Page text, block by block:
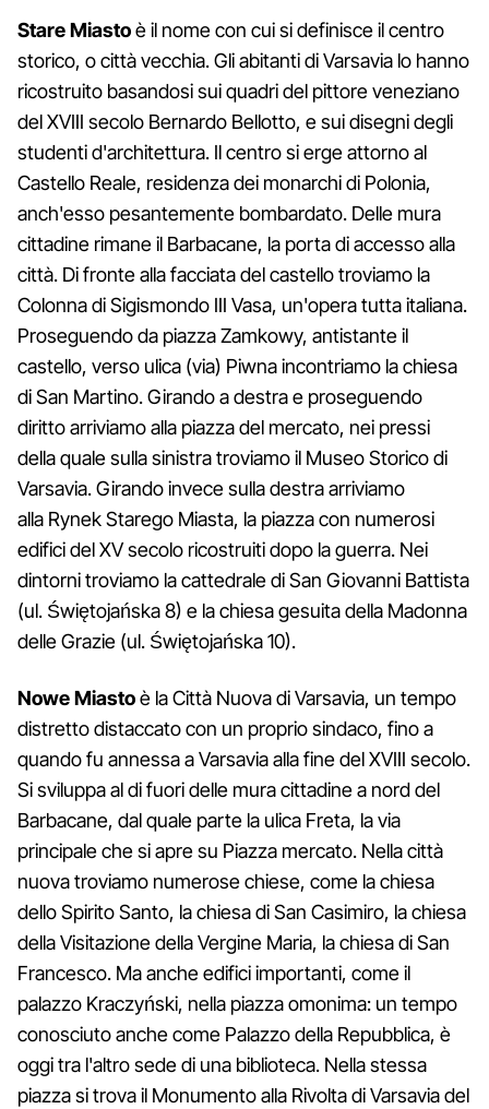
Stare Miastoè il nome con cui si definisce il centro
storico, o città vecchia. Gli abitanti di Varsavia lo hanno
ricostruito basandosi sui quadri del pittore veneziano
del XVIII secolo Bernardo Bellotto, e sui disegni degli
studenti d'architettura. Il centro si erge attorno al
Castello Reale, residenza dei monarchi di Polonia,
anch'esso pesantemente bombardato. Delle mura
cittadine rimane il Barbacane, la porta di accesso alla
città. Di fronte alla facciata del castello troviamo la
Colonna di Sigismondo III Vasa, un'opera tutta italiana.
Proseguendo da piazza Zamkowy, antistante il
castello, verso ulica (via) Piwna incontriamo la chiesa
di San Martino. Girando a destra e proseguendo
diritto arriviamo alla piazza del mercato, nei pressi
della quale sulla sinistra troviamo il Museo Storico di
Varsavia. Girando invece sulla destra arriviamo
alla Rynek Starego Miasta, la piazza con numerosi
edifici del XV secolo ricostruiti dopo la guerra. Nei
dintorni troviamo la cattedrale di San Giovanni Battista
(ul. Świętojańska 8) e la chiesa gesuita della Madonna
delle Grazie (ul. Świętojańska 10).
Nowe Miastoè la Città Nuova di Varsavia, un tempo
distretto distaccato con un proprio sindaco, fino a
quando fu annessa a Varsavia alla fine del XVIII secolo.
Si sviluppa al di fuori delle mura cittadine a nord del
Barbacane, dal quale parte la ulica Freta, la via
principale che si apre su Piazza mercato. Nella città
nuova troviamo numerose chiese, come la chiesa
dello Spirito Santo, la chiesa di San Casimiro, la chiesa
della Visitazione della Vergine Maria, la chiesa di San
Francesco. Ma anche edifici importanti, come il
palazzo Kraczyński, nella piazza omonima: un tempo
conosciuto anche come Palazzo della Repubblica, è
oggi tra l'altro sede di una biblioteca. Nella stessa
piazza si trova il Monumento alla Rivolta di Varsavia del